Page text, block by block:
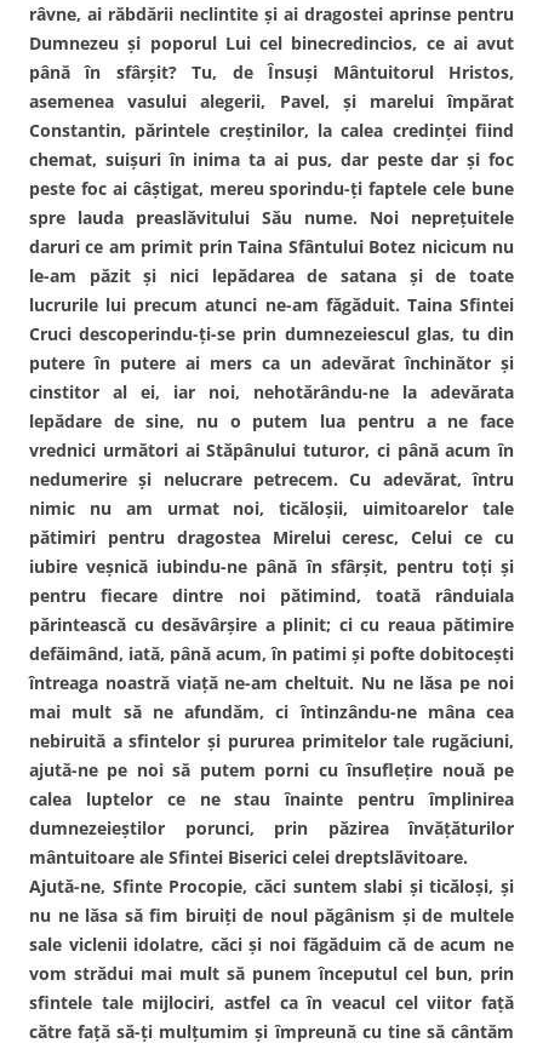
râvne, ai răbdării neclintite şi ai dragostei aprinse pentru
Dumnezeu şi poporul Lui cel binecredincios, ce ai avut
până în sfârşit? Tu, de Însuşi Mântuitorul Hristos,
asemenea vasului alegerii, Pavel, şi marelui împărat
Constantin, părintele creştinilor, la calea credinţei fiind
chemat, suişuri în inima ta ai pus, dar peste dar şi foc
peste foc ai câştigat, mereu sporindu-ţi faptele cele bune
spre lauda preaslăvitului Său nume. Noi nepreţuitele
daruri ce am primit prin Taina Sfântului Botez nicicum nu
le-am păzit şi nici lepădarea de satana şi de toate
lucrurile lui precum atunci ne-am făgăduit. Taina Sfintei
Cruci descoperindu-ţi-se prin dumnezeiescul glas, tu din
putere în putere ai mers ca un adevărat închinător şi
cinstitor al ei, iar noi, nehotărându-ne la adevărata
lepădare de sine, nu o putem lua pentru a ne face
vrednici următori ai Stăpânului tuturor, ci până acum în
nedumerire şi nelucrare petrecem. Cu adevărat, întru
nimic nu am urmat noi, ticăloşii, uimitoarelor tale
pătimiri pentru dragostea Mirelui ceresc, Celui ce cu
iubire veşnică iubindu-ne până în sfârşit, pentru toţi şi
pentru fiecare dintre noi pătimind, toată rânduiala
părintească cu desăvârşire a plinit; ci cu reaua pătimire
defăimând, iată, până acum, în patimi şi pofte dobitoceşti
întreaga noastră viaţă ne-am cheltuit. Nu ne lăsa pe noi
mai mult să ne afundăm, ci întinzându-ne mâna cea
nebiruită a sfintelor şi pururea primitelor tale rugăciuni,
ajută-ne pe noi să putem porni cu însufleţire nouă pe
calea luptelor ce ne stau înainte pentru împlinirea
dumnezeieştilor porunci, prin păzirea învăţăturilor
mântuitoare ale Sfintei Biserici celei dreptslăvitoare.
Ajută-ne, Sfinte Procopie, căci suntem slabi şi ticăloşi, şi
nu ne lăsa să fim biruiţi de noul păgânism şi de multele
sale viclenii idolatre, căci şi noi făgăduim că de acum ne
vom strădui mai mult să punem începutul cel bun, prin
sfintele tale mijlociri, astfel ca în veacul cel viitor faţă
către faţă să-ţi mulţumim şi împreună cu tine să cântăm